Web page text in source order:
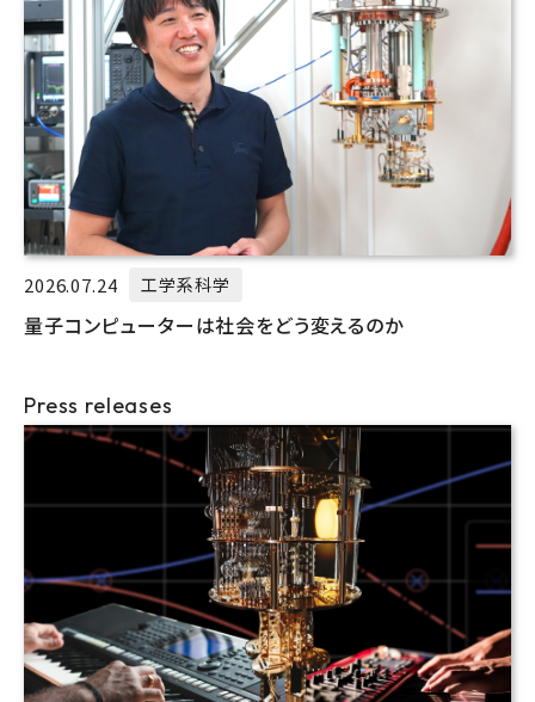
2026.07.24 工学系科学
量子コンピューターは社会をどう変えるのか
Press releases